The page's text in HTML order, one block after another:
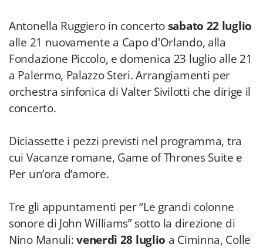
Antonella Ruggiero in concertosabato 22 luglio
alle 21 nuovamente a Capo d'Orlando, alla
Fondazione Piccolo, e domenica 23 luglio alle 21
a Palermo, Palazzo Steri. Arrangiamenti per
orchestra sinfonica di Valter Sivilotti che dirige il
concerto.
Diciassette i pezzi previsti nel programma, tra
cui Vacanze romane, Game of Thrones Suite e
Per un’ora d’amore.
Tre gli appuntamenti per “Le grandi colonne
sonore di John Williams” sotto la direzione di
Nino Manuli:venerdì 28 luglio a Ciminna, Colle